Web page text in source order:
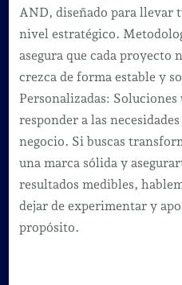
AND, diseñado para llevar
nivel estratégico.
asegura que cada proyecto
crezca de forma estable y
Personalizadas: Soluciones
responder a las
negocio. Si buscas
una marca sólida y
resultados medibles,
dejar de experimentar y
propósito.